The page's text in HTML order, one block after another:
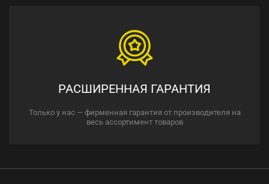
РАСШИРЕННАЯ ГАРАНТИЯ
Только у нас — фирменная гарантия от производителя на
весь ассортимент товаров